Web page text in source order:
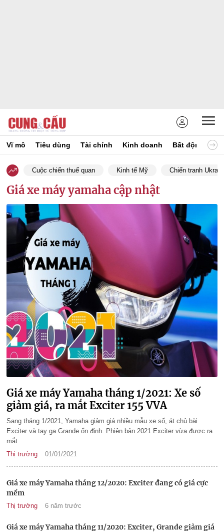
Vĩ mô Tiêu dùng Tài chính Kinh doanh Bất động sản
Cuộc chiến thuế quan Kinh tế Mỹ Chiến tranh
Giá xe máy yamaha cập nhật
Giá xe máy Yamaha tháng 1/2021: Xe số
giảm giá, ra mắt Exciter 155 VVA
Sang tháng 1/2021, Yamaha giảm giá nhiều mẫu xe số, át chủ bài
Exciter và tay ga Grande ổn định. Phiên bản 2021 Exciter vừa được ra
mắt.
Thị trường
01/01/2021
Giá xe máy Yamaha tháng 12/2020: Exciter đang có giá cực
mềm
Thị trường 6 năm trước
Giá xe máy Yamaha tháng 11/2020: Exciter, Grande giảm giá